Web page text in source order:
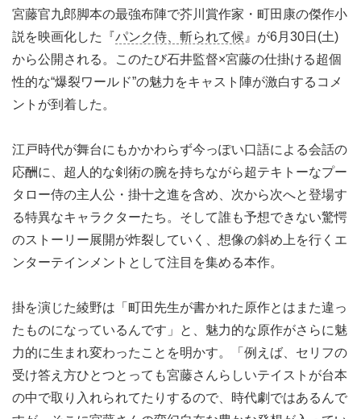
宮藤官九郎脚本の最強布陣で芥川賞作家・町田康の傑作小
説を映画化した『パンク侍、斬られて候 』が6月30日(土)
から公開される。このたび石井監督×宮藤の仕掛ける超個
性的な“爆裂ワールド”の魅力をキャスト陣が激白するコメ
ントが到着した。
江戸時代が舞台にもかかわらず今っぽい口語による会話の
応酬に、超人的な剣術の腕を持ちながら超テキトーなプー
タロー侍の主人公・掛十之進を含め、次から次へと登場す
る特異なキャラクターたち。そして誰も予想できない驚愕
のストーリー展開が炸裂していく、想像の斜め上を行くエ
ンターテインメントとして注目を集める本作。
掛を演じた綾野は「町田先生が書かれた原作とはまた違っ
たものになっているんです」と、魅力的な原作がさらに魅
力的に生まれ変わったことを明かす。「例えば、セリフの
受け答え方ひとつとっても宮藤さんらしいテイストが台本
の中で取り入れられてたりするので、時代劇ではあるんで